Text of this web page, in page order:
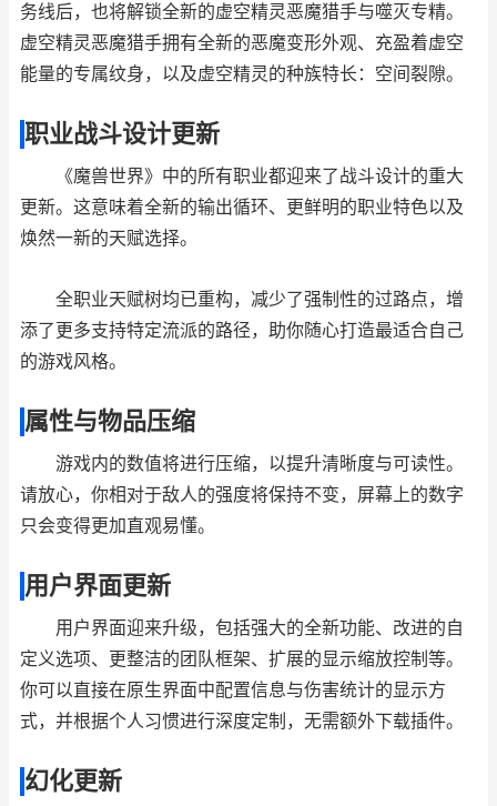
务线后，也将解锁全新的虚空精灵恶魔猎手与噬灭专精。
虚空精灵恶魔猎手拥有全新的恶魔变形外观、充盈着虚空
能量的专属纹身，以及虚空精灵的种族特长：空间裂隙。
职业战斗设计更新
《魔兽世界》中的所有职业都迎来了战斗设计的重大
更新。这意味着全新的输出循环、更鲜明的职业特色以及
焕然一新的天赋选择。
全职业天赋树均已重构，减少了强制性的过路点，增
添了更多支持特定流派的路径，助你随心打造最适合自己
的游戏风格。
属性与物品压缩
游戏内的数值将进行压缩，以提升清晰度与可读性。
请放心，你相对于敌人的强度将保持不变，屏幕上的数字
只会变得更加直观易懂。
用户界面更新
用户界面迎来升级，包括强大的全新功能、改进的自
定义选项、更整洁的团队框架、扩展的显示缩放控制等。
你可以直接在原生界面中配置信息与伤害统计的显示方
式，并根据个人习惯进行深度定制，无需额外下载插件。
幻化更新